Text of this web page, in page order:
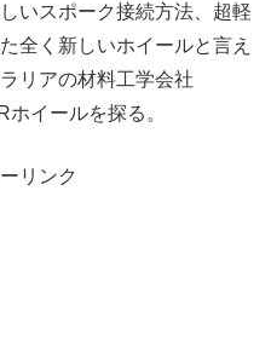
いスポーク接続方法、超軽
全く新しいホイールと言え
リアの材料工学会社
イールを探る。
リンク